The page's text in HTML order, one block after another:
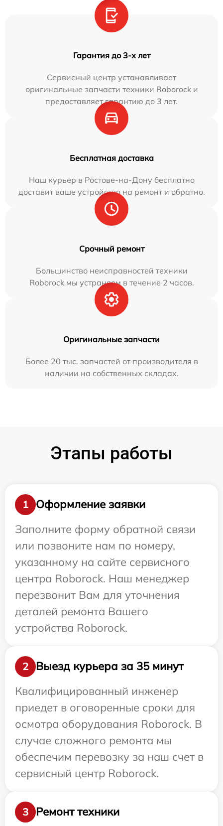
Гарантия до 3-х лет
Сервисный центр устанавливает
оригинальные запчасти техники Roborock и
предоставляет гарантию до 3 лет.
Бесплатная доставка
Наш курьер в Ростове-на-Дону бесплатно
доставит ваше устройство на ремонт и обратно.
Срочный ремонт
Большинство неисправностей техники
Roborock мы устраняем в течение 2 часов.
Оригинальные запчасти
Более 20 тыс. запчастей от производителя в
наличии на собственных складах.
Этапы работы
1
Оформление заявки
Заполните форму обратной связи
или позвоните нам по номеру,
указанному на сайте сервисного
центра Roborock. Наш менеджер
перезвонит Вам для уточнения
деталей ремонта Вашего
устройства Roborock.
2
Выезд курьера за 35 минут
Квалифицированный инженер
приедет в оговоренные сроки для
осмотра оборудования Roborock. В
случае сложного ремонта мы
обеспечим перевозку за наш счет в
сервисный центр Roborock.
3 Ремонт техники